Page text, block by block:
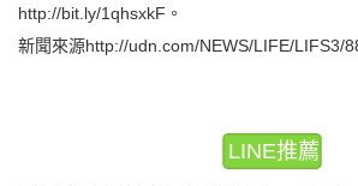
http://bit.ly/1qhsxkF。
新聞來源http://udn.com/NEWS/LIFE/LIFS3/
LINE推薦